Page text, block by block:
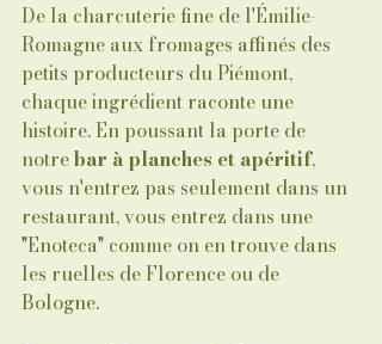
De la charcuterie fine de l'Émilie-
Romagne aux fromages affinés des
petits producteurs du Piémont,
chaque ingrédient raconte une
histoire. En poussant la porte de
notre bar à planches et apéritif,
vous n'entrez pas seulement dans un
restaurant, vous entrez dans une
"Enoteca" comme on en trouve dans
les ruelles de Florence ou de
Bologne.